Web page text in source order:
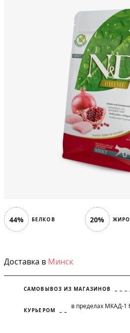
44% БЕЛКОВ 20%
Доставка в Минск
САМОВЫВОЗ ИЗ МАГАЗИНОВ
КУРЬЕРОМ в пределах МКАД-1